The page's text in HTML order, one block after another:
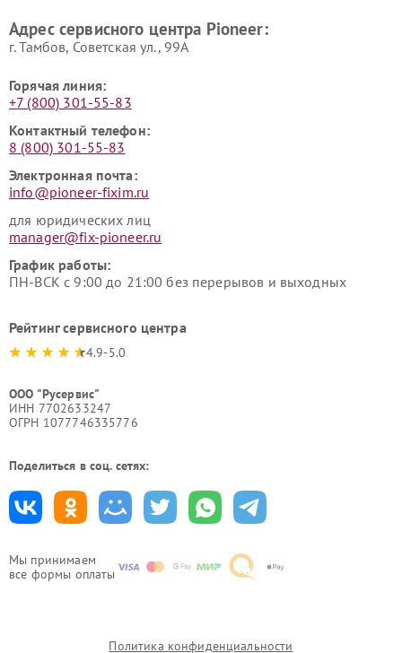
Мы принимаем
все формы оплаты
Адрес сервисного центра Pioneer:
г. Тамбов, Советская ул., 99А
Горячая линия:
+7 (800) 301-55-83
Контактный телефон:
8 (800) 301-55-83
Электронная почта:
info@pioneer-fixim.ru
для юридических лиц
manager@fix-pioneer.ru
График работы:
ПН-ВСК с 9:00 до 21:00 без перерывов и выходных
Рейтинг сервисного центра
4.9-5.0
ООО "Русервис"
ИНН 7702633247
ОГРН 1077746335776
Поделиться в соц. сетях:
Политика конфиденциальности